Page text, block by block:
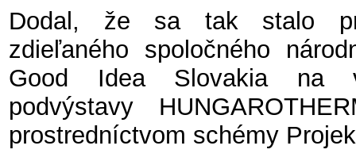
Dodal, že sa tak stalo
zdieľaného spoločného
Good Idea Slovakia na
podvýstavy
prostredníctvom schémy